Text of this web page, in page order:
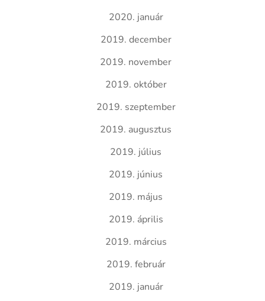
2020. január
2019. december
2019. november
2019. október
2019. szeptember
2019. augusztus
2019. július
2019. június
2019. május
2019. április
2019. március
2019. február
2019. január